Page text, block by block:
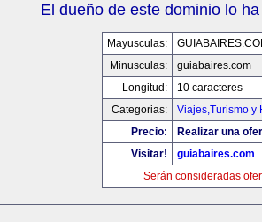
El dueño de este dominio lo
Mayusculas:
Minusculas:
guiabaires.com
Longitud:
10 caracteres
Categorias:
Viajes,Turismo y
Precio:
Realizar una
Visitar!
guiabaires.com
Serán consideradas